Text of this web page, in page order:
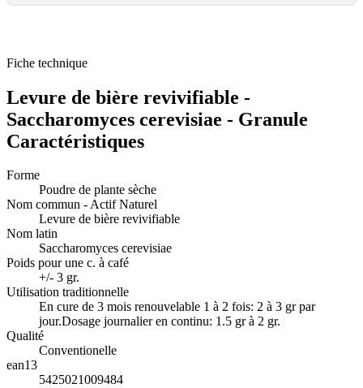
Fiche technique
Levure de bière revivifiable -
Saccharomyces cerevisiae - Granule
Caractéristiques
Forme
Poudre de plante sèche
Nom commun - Actif Naturel
Levure de bière revivifiable
Nom latin
Saccharomyces cerevisiae
Poids pour une c. à café
+/- 3 gr.
Utilisation traditionnelle
En cure de 3 mois renouvelable 1 à 2 fois: 2 à 3 gr par
jour.Dosage journalier en continu: 1.5 gr à 2 gr.
Qualité
Conventionelle
ean13
5425021009484